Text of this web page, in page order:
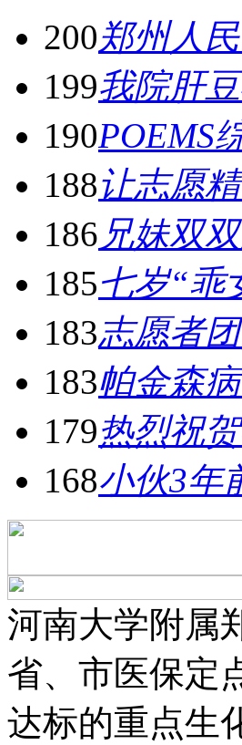
200郑州人
199我院肝
190POEMS
188让志愿
186 兄妹双
185七岁“乖
183志愿者
183帕金森
179热烈祝
168小伙3年
河南大学附属
省、市医保定
达标的重点生